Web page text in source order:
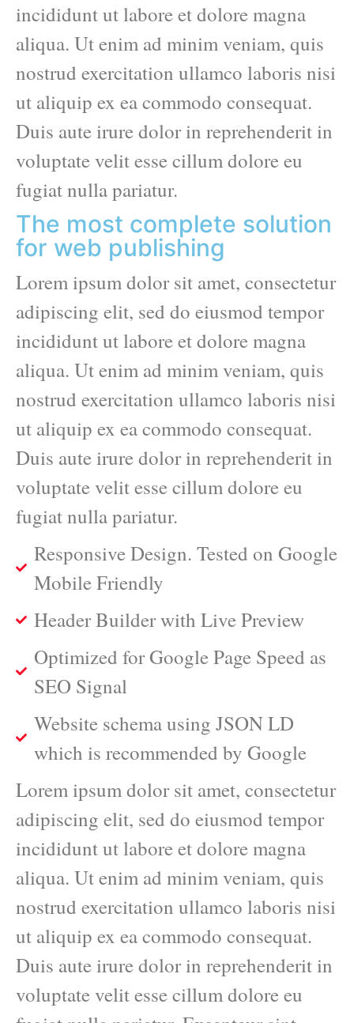
incididunt ut labore et dolore magna
aliqua. Ut enim ad minim veniam, quis
nostrud exercitation ullamco laboris nisi
ut aliquip ex ea commodo consequat.
Duis aute irure dolor in reprehenderit in
voluptate velit esse cillum dolore eu
fugiat nulla pariatur.
The most complete solution
for web publishing
Lorem ipsum dolor sit amet, consectetur
adipiscing elit, sed do eiusmod tempor
incididunt ut labore et dolore magna
aliqua. Ut enim ad minim veniam, quis
nostrud exercitation ullamco laboris nisi
ut aliquip ex ea commodo consequat.
Duis aute irure dolor in reprehenderit in
voluptate velit esse cillum dolore eu
fugiat nulla pariatur.
Responsive Design. Tested on Google
Mobile Friendly
Header Builder with Live Preview
Optimized for Google Page Speed as
SEO Signal
Website schema using JSON LD
which is recommended by Google
Lorem ipsum dolor sit amet, consectetur
adipiscing elit, sed do eiusmod tempor
incididunt ut labore et dolore magna
aliqua. Ut enim ad minim veniam, quis
nostrud exercitation ullamco laboris nisi
ut aliquip ex ea commodo consequat.
Duis aute irure dolor in reprehenderit in
voluptate velit esse cillum dolore eu